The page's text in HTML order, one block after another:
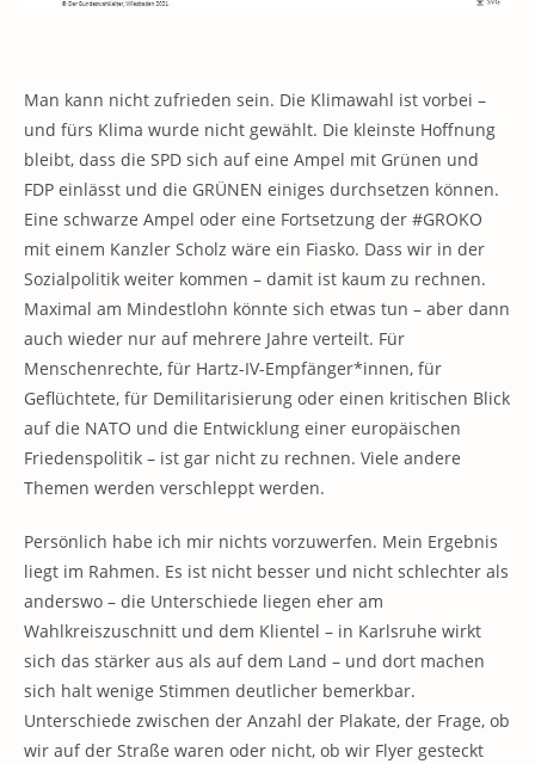
Man kann nicht zufrieden sein. Die Klimawahl ist vorbei –
und fürs Klima wurde nicht gewählt. Die kleinste Hoffnung
bleibt, dass die SPD sich auf eine Ampel mit Grünen und
FDP einlässt und die GRÜNEN einiges durchsetzen können.
Eine schwarze Ampel oder eine Fortsetzung der #GROKO
mit einem Kanzler Scholz wäre ein Fiasko. Dass wir in der
Sozialpolitik weiter kommen – damit ist kaum zu rechnen.
Maximal am Mindestlohn könnte sich etwas tun – aber dann
auch wieder nur auf mehrere Jahre verteilt. Für
Menschenrechte, für Hartz-IV-Empfänger*innen, für
Geflüchtete, für Demilitarisierung oder einen kritischen Blick
auf die NATO und die Entwicklung einer europäischen
Friedenspolitik – ist gar nicht zu rechnen. Viele andere
Themen werden verschleppt werden.
Persönlich habe ich mir nichts vorzuwerfen. Mein Ergebnis
liegt im Rahmen. Es ist nicht besser und nicht schlechter als
anderswo – die Unterschiede liegen eher am
Wahlkreiszuschnitt und dem Klientel – in Karlsruhe wirkt
sich das stärker aus als auf dem Land – und dort machen
sich halt wenige Stimmen deutlicher bemerkbar.
Unterschiede zwischen der Anzahl der Plakate, der Frage, ob
wir auf der Straße waren oder nicht, ob wir Flyer gesteckt